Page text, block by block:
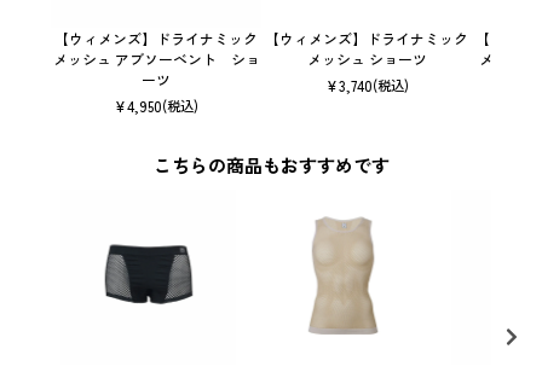
【ウィメンズ】ドライナミック
メッシュ アブソーベント ショ
ーツ
¥4,950(税込)
【ウィメンズ】ドライナミック
メッシュ ショーツ
¥3,740(税込)
【ウィ
メッシ
こちらの商品もおすすめです